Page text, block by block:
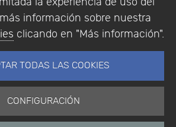
información sobre nuestra
clicando en "Más información".
TODAS LAS COOKIES
CONFIGURACIÓN
Política de Cookies
1994 - 2026. Addlink Software
Científico, S.L.
Portugal.